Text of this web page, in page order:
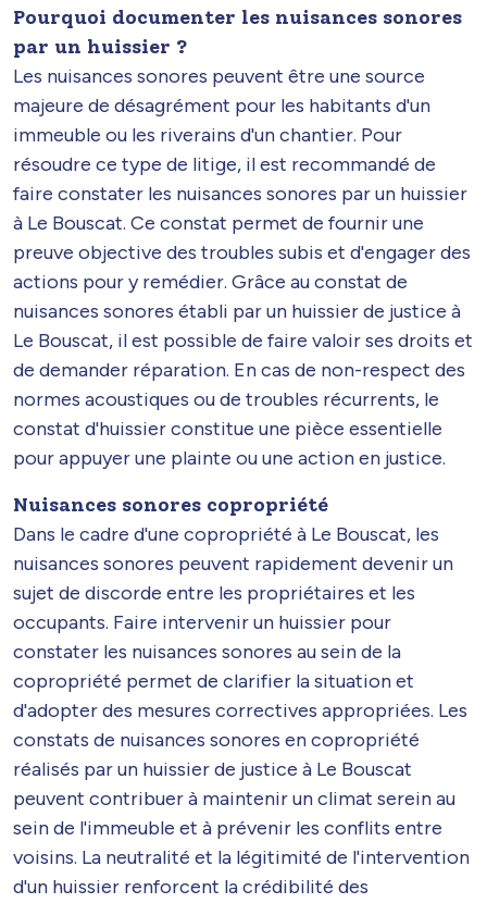
Pourquoi documenter les nuisances sonores
par un huissier ?
Les nuisances sonores peuvent être une source
majeure de désagrément pour les habitants d'un
immeuble ou les riverains d'un chantier. Pour
résoudre ce type de litige, il est recommandé de
faire constater les nuisances sonores par un huissier
à Le Bouscat. Ce constat permet de fournir une
preuve objective des troubles subis et d'engager des
actions pour y remédier. Grâce au constat de
nuisances sonores établi par un huissier de justice à
Le Bouscat, il est possible de faire valoir ses droits et
de demander réparation. En cas de non-respect des
normes acoustiques ou de troubles récurrents, le
constat d'huissier constitue une pièce essentielle
pour appuyer une plainte ou une action en justice.
Nuisances sonores copropriété
Dans le cadre d'une copropriété à Le Bouscat, les
nuisances sonores peuvent rapidement devenir un
sujet de discorde entre les propriétaires et les
occupants. Faire intervenir un huissier pour
constater les nuisances sonores au sein de la
copropriété permet de clarifier la situation et
d'adopter des mesures correctives appropriées. Les
constats de nuisances sonores en copropriété
réalisés par un huissier de justice à Le Bouscat
peuvent contribuer à maintenir un climat serein au
sein de l'immeuble et à prévenir les conflits entre
voisins. La neutralité et la légitimité de l'intervention
d'un huissier renforcent la crédibilité des